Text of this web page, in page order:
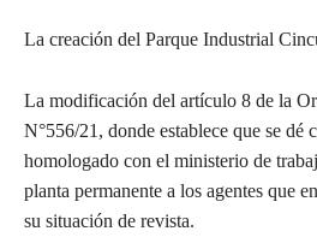
La creación del Parque Industrial
La modificación del artículo 8 de la
N°556/21, donde establece que se dé
homologado con el ministerio de
planta permanente a los agentes que
su situación de revista.